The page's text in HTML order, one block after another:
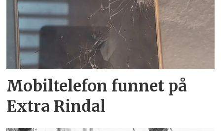
Mobiltelefon funnet på
Extra Rindal